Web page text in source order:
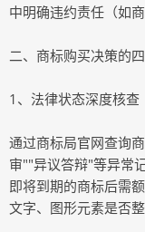
中明确违约责任（如
二、商标购买决策的
1、法律状态深度核查
通过商标局官网查询
审""异议答辩"等异常
即将到期的商标后需
文字、图形元素是否整